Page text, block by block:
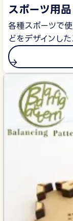
スポーツ用品
各種スポーツで
どをデザインし